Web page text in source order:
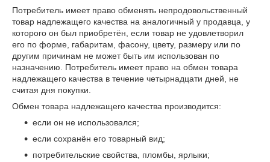
Потребитель имеет право обменять непродовольственный
товар надлежащего качества на аналогичный у продавца, у
которого он был приобретён, если товар не удовлетворил
его по форме, габаритам, фасону, цвету, размеру или по
другим причинам не может быть им использован по
назначению. Потребитель имеет право на обмен товара
надлежащего качества в течение четырнадцати дней, не
считая дня покупки.
Обмен товара надлежащего качества производится:
если он не использовался;
если сохранён его товарный вид;
потребительские свойства, пломбы, ярлыки;